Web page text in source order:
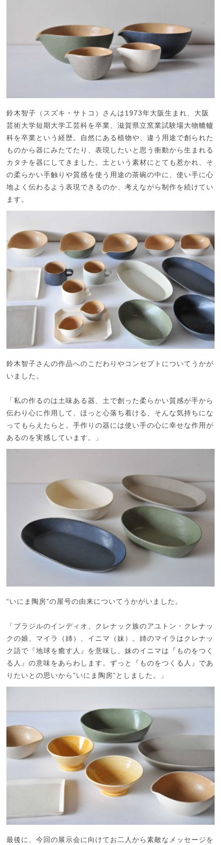
鈴木智子（スズキ・サトコ）さんは1973年大阪生まれ、大阪
芸術大学短期大学工芸科を卒業、滋賀県立窯業試験場大物轆轤
科を卒業という経歴。自然にある植物や、違う用途で創られた
ものから器にみたてたり、表現したいと思う衝動から生まれる
カタチを器にしてきました。土という素材にとても惹かれ、そ
の柔らかい手触りや質感を使う用途の茶碗の中に、使い手に心
地よく伝わるよう表現できるのか、考えながら制作を続けてい
ます。
鈴木智子さんの作品へのこだわりやコンセプトについてうかが
いました。
「私の作るのは土味ある器、土で創った柔らかい質感が手から
伝わり心に作用して、ほっと心落ち着ける、そんな気持ちにな
ってもらえたらと。手作りの器には使い手の心に幸せな作用が
あるのを実感しています。」
“いにま陶房”の屋号の由来についてうかがいました。
「ブラジルのインディオ、クレナック族のアユトン・クレナッ
クの娘、マイラ（姉）、イニマ（妹）。姉のマイラはクレナッ
ク語で『地球を癒す人』を意味し、妹のイニマは『ものをつく
る人』の意味をあらわします。ずっと『ものをつくる人』であ
りたいとの思いから”いにま陶房”としました。」
最後に、今回の展示会に向けてお二人から素敵なメッセージを